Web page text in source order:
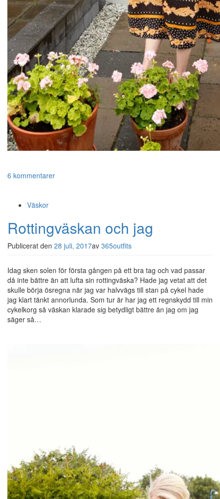
6 kommentarer
Väskor
Rottingväskan och jag
Publicerat den 28 juli, 2017av 365outfits
Idag sken solen för första gången på ett bra tag och vad passar
då inte bättre än att lufta sin rottingväska? Hade jag vetat att det
skulle börja ösregna när jag var halvvägs till stan på cykel hade
jag klart tänkt annorlunda. Som tur är har jag ett regnskydd till min
cykelkorg så väskan klarade sig betydligt bättre än jag om jag
säger så…